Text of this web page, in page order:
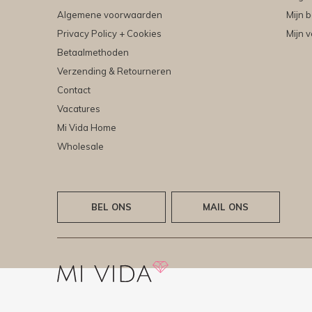
Algemene voorwaarden
Privacy Policy + Cookies
Betaalmethoden
Verzending & Retourneren
Contact
Vacatures
Mi Vida Home
Wholesale
Mijn
Mijn
BEL ONS MAIL ONS